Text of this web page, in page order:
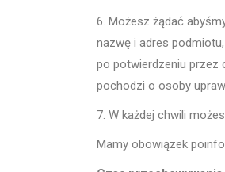
6. Możesz żądać
nazwę i adres
po potwierdzeniu przez
pochodzi o osoby
7. W każdej chwili
Mamy obowiązek